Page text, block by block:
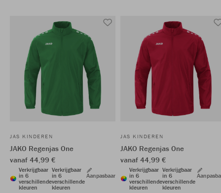
JAS KINDEREN
JAKO Regenjas One
vanaf 44,99 €
Verkrijgbaar
in 6
verschillende
kleuren
Verkrijgbaar
in 6
verschillende
kleuren
Aanpasbaar
JAS KINDEREN
JAKO Regenjas One
vanaf 44,99 €
Verkrijgbaar
in 6
verschillende
kleuren
Verkrijgbaar
in 6
verschillende
kleuren